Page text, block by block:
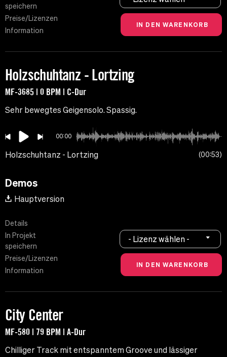
speichern
Preise/Lizenzen
Information
Holzschuhtanz - Lortzing
MF-3685 | 0 BPM | C-Dur
Sehr bewegtes Geigensolo. Spassig.
00:00
Holzschuhtanz - Lortzing 00:53
Demos
Hauptversion
Details
In Projekt
speichern
Preise/Lizenzen
Information
- Lizenz wählen -
City Center
MF-580 | 79 BPM | A-Dur
Chilliger Track mit entspanntem Groove und lässiger